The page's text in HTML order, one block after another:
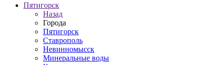
Пятигорск
Назад
Города
Пятигорск
Ставрополь
Невинномысск
Минеральные воды